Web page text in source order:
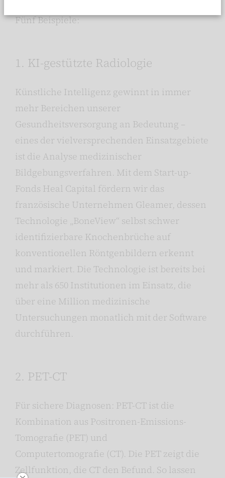
Fünf Beispiele:
1. KI-gestützte Radiologie
Künstliche Intelligenz gewinnt in immer
mehr Bereichen unserer
Gesundheitsversorgung an Bedeutung –
eines der vielversprechenden Einsatzgebiete
ist die Analyse medizinischer
Bildgebungsverfahren. Mit dem Start-up-
Fonds Heal Capital fördern wir das
französische Unternehmen Gleamer, dessen
Technologie „BoneView“ selbst schwer
identifizierbare Knochenbrüche auf
konventionellen Röntgenbildern erkennt
und markiert. Die Technologie ist bereits bei
mehr als 650 Institutionen im Einsatz, die
über eine Million medizinische
Untersuchungen monatlich mit der Software
durchführen.
2. PET-CT
Für sichere Diagnosen: PET-CT ist die
Kombination aus Positronen-Emissions-
Tomografie (PET) und
Computertomografie (CT). Die PET zeigt die
Zellfunktion, die CT den Befund. So lassen